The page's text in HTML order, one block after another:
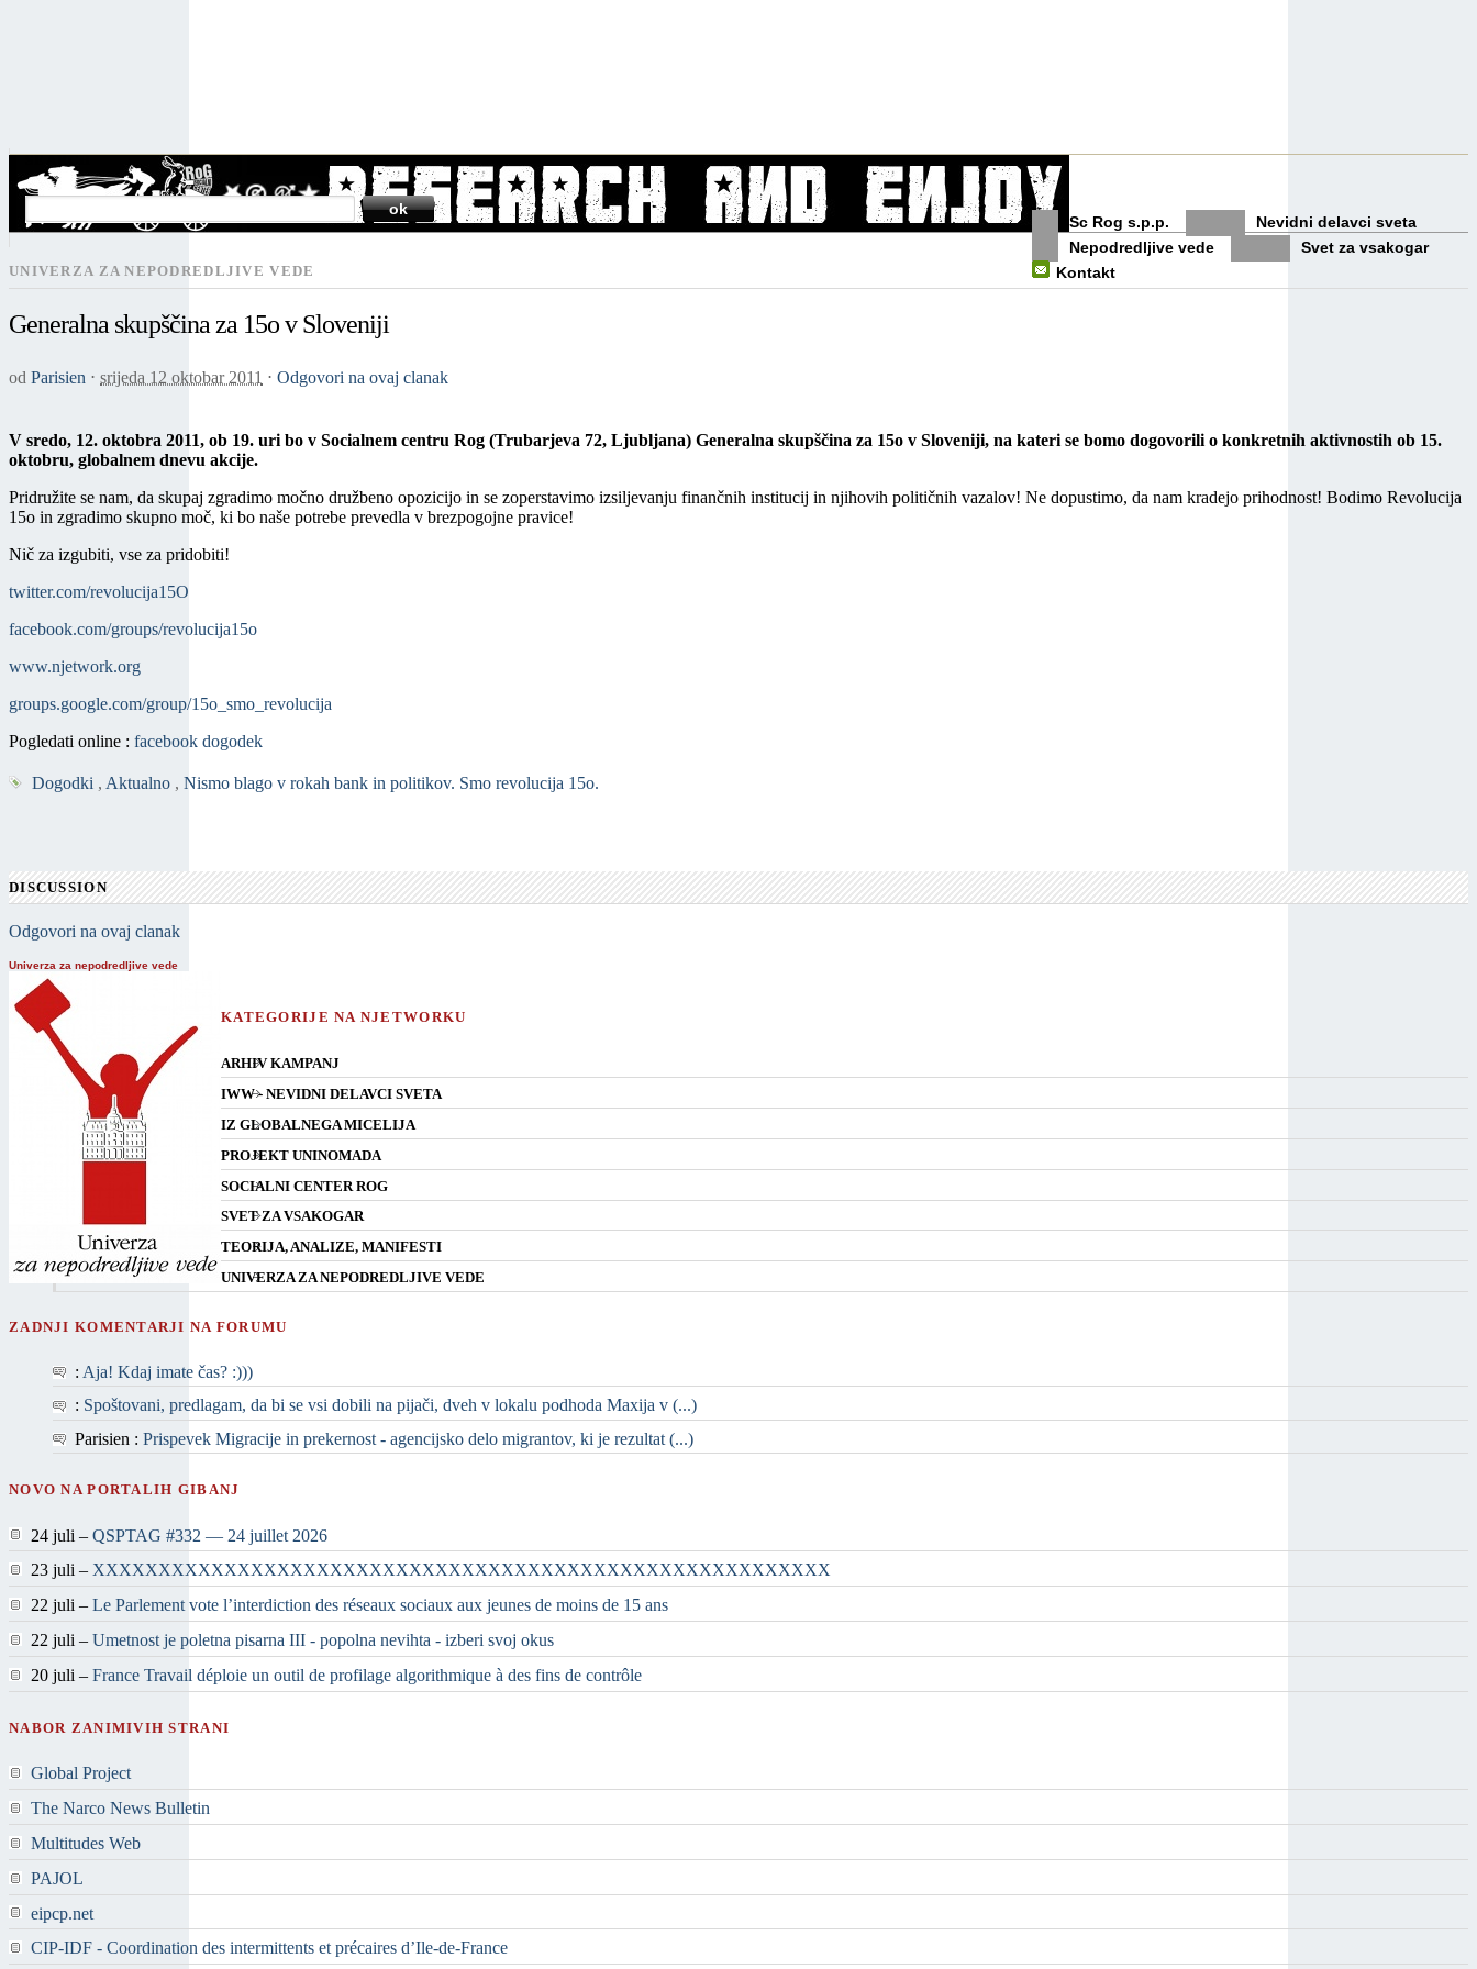
SEARCH
Sc Rog s.p.p.
Nevidni delavci sveta
Nepodredljive vede
Svet za vsakogar
Kontakt
UNIVERZA ZA NEPODREDLJIVE VEDE
Generalna skupščina za 15o v Sloveniji
od Parisien ⋅ srijeda 12 oktobar 2011 ⋅ Odgovori na ovaj clanak
V sredo, 12. oktobra 2011, ob 19. uri bo v Socialnem centru Rog (Trubarjeva 72, Ljubljana) Generalna skupščina za 15o v Sloveniji, na kateri se bomo dogovorili o konkretnih aktivnostih ob 15.
oktobru, globalnem dnevu akcije.
Pridružite se nam, da skupaj zgradimo močno družbeno opozicijo in se zoperstavimo izsiljevanju finančnih institucij in njihovih političnih vazalov! Ne dopustimo, da nam kradejo prihodnost! Bodimo Revolucija
15o in zgradimo skupno moč, ki bo naše potrebe prevedla v brezpogojne pravice!
Nič za izgubiti, vse za pridobiti!
twitter.com/revolucija15O
facebook.com/groups/revolucija15o
www.njetwork.org
groups.google.com/group/15o_smo_revolucija
Pogledati online : facebook dogodek
Dogodki , Aktualno, Nismo blago v rokah bank in politikov. Smo revolucija 15o.
DISCUSSION
Odgovori na ovaj clanak
Univerza za nepodredljive vede
KATEGORIJE NA NJETWORKU
ARHIV KAMPANJ
IWW - NEVIDNI DELAVCI SVETA
IZ GLOBALNEGA MICELIJA
PROJEKT UNINOMADA
SOCIALNI CENTER ROG
SVET ZA VSAKOGAR
TEORIJA, ANALIZE, MANIFESTI
UNIVERZA ZA NEPODREDLJIVE VEDE
ZADNJI KOMENTARJI NA FORUMU
: Aja! Kdaj imate čas? :)))
: Spoštovani, predlagam, da bi se vsi dobili na pijači, dveh v lokalu podhoda Maxija v (...)
Parisien : Prispevek Migracije in prekernost - agencijsko delo migrantov, ki je rezultat (...)
NOVO NA PORTALIH GIBANJ
24 juli – QSPTAG #332 — 24 juillet 2026
23 juli – XXXXXXXXXXXXXXXXXXXXXXXXXXXXXXXXXXXXXXXXXXXXXXXXXXXXXXXX
22 juli – Le Parlement vote l’interdiction des réseaux sociaux aux jeunes de moins de 15 ans
22 juli – Umetnost je poletna pisarna III - popolna nevihta - izberi svoj okus
20 juli – France Travail déploie un outil de profilage algorithmique à des fins de contrôle
NABOR ZANIMIVIH STRANI
Global Project
The Narco News Bulletin
Multitudes Web
PAJOL
eipcp.net
CIP-IDF - Coordination des intermittents et précaires d’Ile-de-France